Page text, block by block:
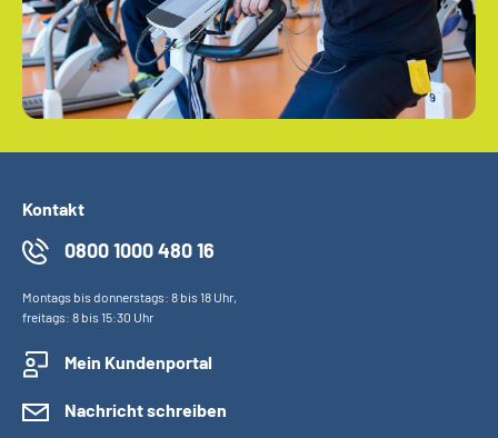
Kontakt
0800 1000 480 16
Montags bis donnerstags: 8 bis 18 Uhr,
freitags: 8 bis 15:30 Uhr
Mein Kundenportal
Nachricht schreiben